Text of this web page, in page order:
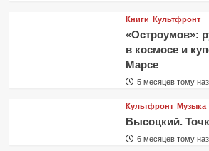
Книги Культфронт
«Остроумов»:
в космосе и
Марсе
5 месяцев тому
Культфронт Музыка
Высоцкий.
6 месяцев тому